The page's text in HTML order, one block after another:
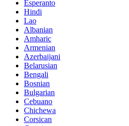
Esperanto
Hindi
Lao
Albanian
Amharic
Armenian
Azerbaijani
Belarusian
Bengali
Bosnian
Bulgarian
Cebuano
Chichewa
Corsican